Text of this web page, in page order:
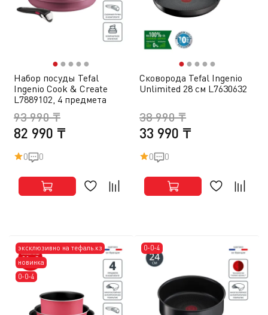
●● ● ● ●
Набор посуды Tefal
Ingenio Cook & Create
L7889102, 4 предмета
82 990 ₸
93 990 ₸
0 0
●● ● ● ●
Сковорода Tefal Ingenio
Unlimited 28 см L7630632
33 990 ₸
38 990 ₸
0 0
эксклюзивно на тефаль.кз
новинка
0-0-4
0-0-4